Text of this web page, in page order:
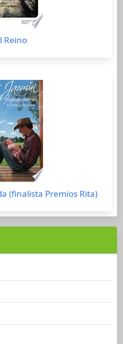
Reino
(finalista Premios Rita)